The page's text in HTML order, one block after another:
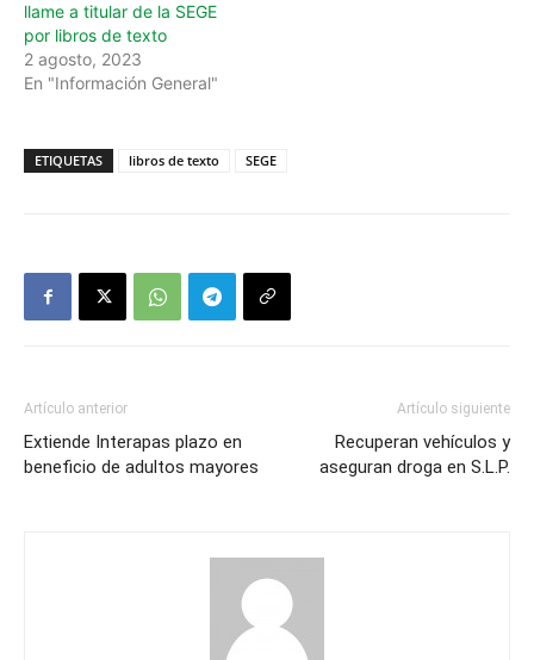
llame a titular de la SEGE
por libros de texto
2 agosto, 2023
En "Información General"
ETIQUETAS libros de texto SEGE
Artículo anterior
Extiende Interapas plazo en
beneficio de adultos mayores
Artículo siguiente
Recuperan vehículos y
aseguran droga en S.L.P.